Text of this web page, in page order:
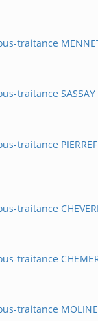
traitance
traitance SASSAY
traitance
traitance
traitance
traitance